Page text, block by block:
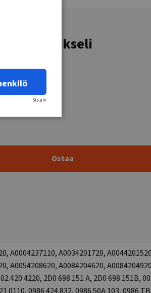
Taka-akseli
Ostaa
A0004237110, A0034201720,
A0054208620, A0084204620,
420 4220, 2D0 698 151 A, 2D0 698 151B,
Sis.alv